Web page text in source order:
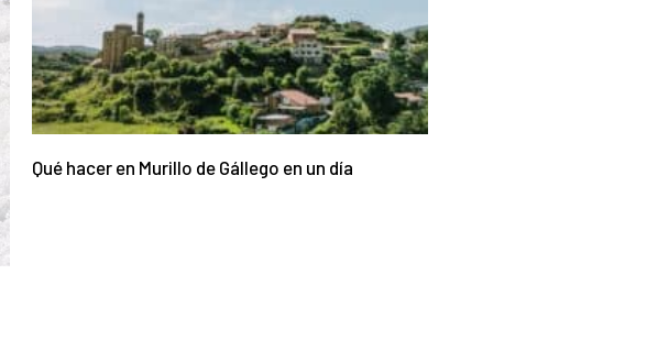
Qué hacer en Murillo de Gállego en un día